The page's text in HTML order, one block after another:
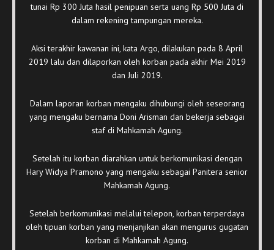
tunai Rp 300 Juta hasil penipuan serta uang Rp 500 Juta di
dalam rekening tampungan mereka.
Aksi terakhir kawanan ini, kata Argo, dilakukan pada 8 April
2019 lalu dan dilaporkan oleh korban pada akhir Mei 2019
dan Juli 2019.
Dalam laporan korban mengaku dihubungi oleh seseorang
yang mengaku bernama Doni Arisman dan bekerja sebagai
staf di Mahkamah Agung.
Setelah itu korban diarahkan untuk berkomunikasi dengan
Hary Widya Pramono yang mengaku sebagai Panitera senior
Mahkamah Agung.
Setelah berkomunikasi melalui telepon, korban terperdaya
oleh tipuan korban yang menjanjikan akan mengurus gugatan
korban di Mahkamah Agung.